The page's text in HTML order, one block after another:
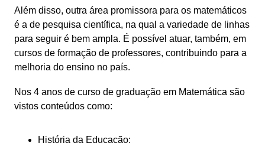
Além disso, outra área promissora para os matemáticos
é a de pesquisa científica, na qual a variedade de linhas
para seguir é bem ampla. É possível atuar, também, em
cursos de formação de professores, contribuindo para a
melhoria do ensino no país.
Nos 4 anos de curso de graduação em Matemática são
vistos conteúdos como:
História da Educação;